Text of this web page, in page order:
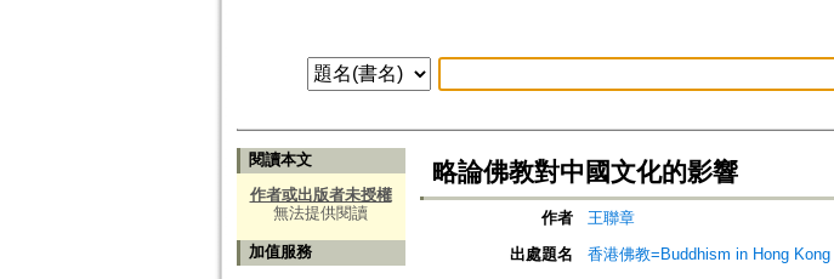
閱讀本文
作者或出版者未授權
無法提供閱讀
加值服務
略論佛教對中國文化的影響
作者
王聯章
出處題名
香港佛教=Buddhism in Hong Kong